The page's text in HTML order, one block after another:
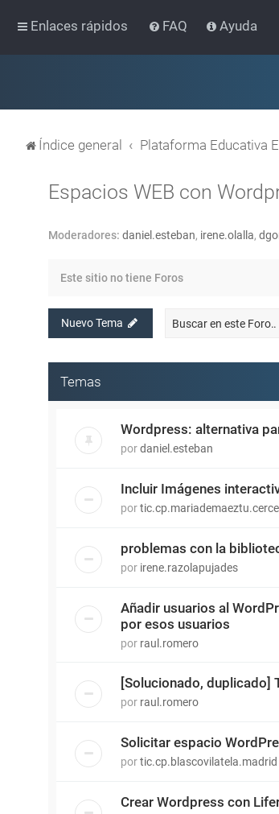
Enlaces rápidos FAQ Ayuda
Índice general Plataforma Educativa
Espacios WEB con
Moderadores: daniel.esteban, irene.olalla,
Este sitio no tiene Foros
Nuevo Tema
Temas
Wordpress: alternativa
pordaniel.esteban
Incluir Imágenes
por
problemas con la
por irene.razolapujades
Añadir usuarios al
por esos usuarios
por raul.romero
[Solucionado, duplicado]
por raul.romero
Solicitar espacio
portic.cp.blascovilatela.madrid
Crear Wordpress con